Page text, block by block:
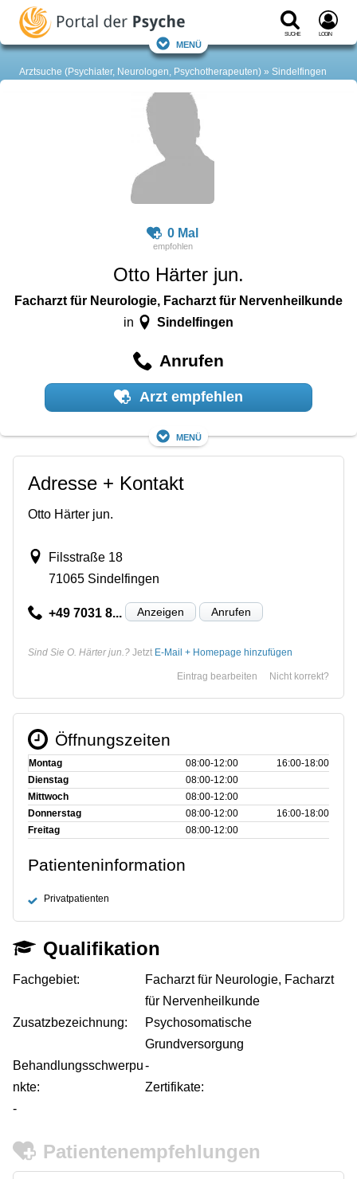
Suche Login
Menü
Arztsuche (Psychiater, Neurologen, Psychotherapeuten) Sindelfingen
0 Mal
Otto Härter jun.
Facharzt für Neurologie, Facharzt für Nervenheilkunde
in Sindelfingen
Anrufen
Arzt empfehlen
Menü
Adresse + Kontakt
Otto Härter jun.
Filsstraße 18
71065 Sindelfingen
+49 7031 8... Anzeigen Anrufen
Sind Sie O. Härter jun.? Jetzt E-Mail + Homepage hinzufügen
Nicht korrekt?
Eintrag bearbeiten
Öffnungszeiten
Montag 08:00‑12:00
16:00‑18:00
Dienstag
08:00‑12:00
Mittwoch
08:00‑12:00
Donnerstag
08:00‑12:00
16:00‑18:00
Freitag
08:00‑12:00
Patienteninformation
Privatpatienten
Qualifikation
Fachgebiet:
Facharzt für Neurologie, Facharzt
für Nervenheilkunde
Zusatzbezeichnung:
Psychosomatische
Grundversorgung
Behandlungsschwerpu
nkte:
-
Zertifikate:
-
Patientenempfehlungen